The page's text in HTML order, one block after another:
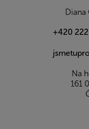
Diana
+420
Na
161